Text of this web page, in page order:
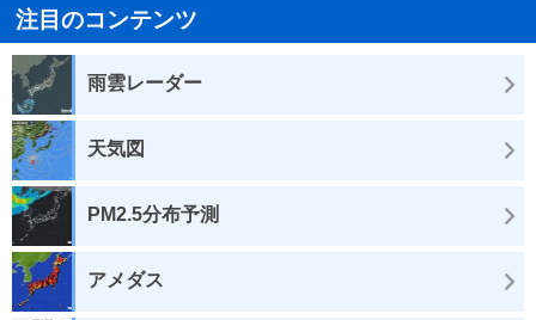
注目のコンテンツ
雨雲レーダー
天気図
PM2.5分布予測
アメダス